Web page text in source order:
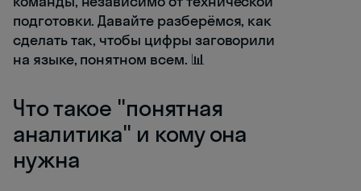
подготовки. Давайте разберёмся, как
сделать так, чтобы цифры заговорили
на языке, понятном всем. 📊
Что такое "понятная
аналитика" и кому она
нужна